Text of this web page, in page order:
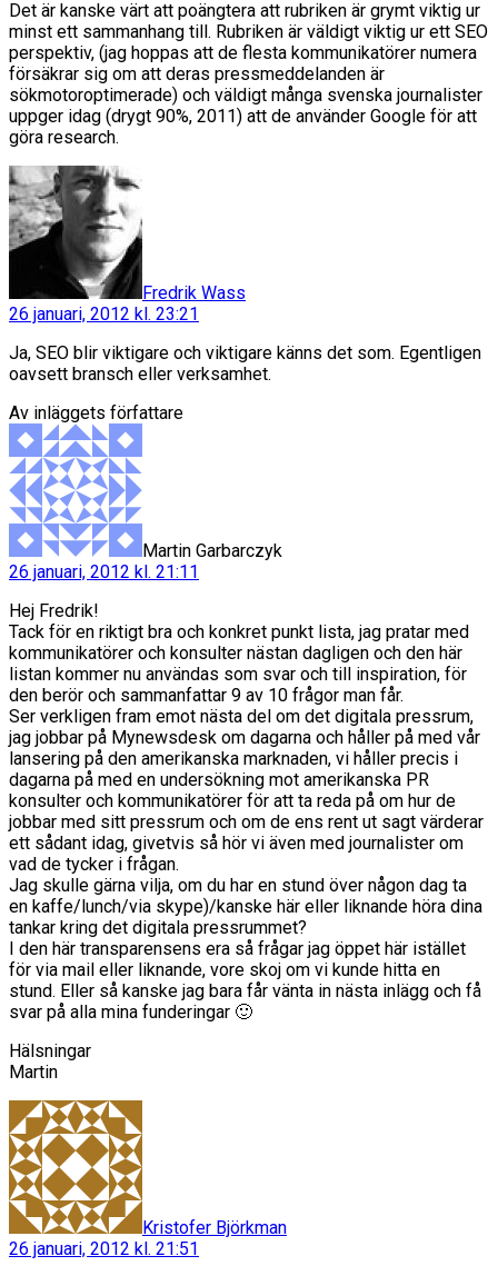
Det är kanske värt att poängtera att rubriken är grymt viktig ur
minst ett sammanhang till. Rubriken är väldigt viktig ur ett SEO
perspektiv, (jag hoppas att de flesta kommunikatörer numera
försäkrar sig om att deras pressmeddelanden är
sökmotoroptimerade) och väldigt många svenska journalister
uppger idag (drygt 90%, 2011) att de använder Google för att
göra research.
Fredrik Wass
26 januari, 2012 kl. 23:21
Ja, SEO blir viktigare och viktigare känns det som. Egentligen
oavsett bransch eller verksamhet.
Av inläggets författare
Martin Garbarczyk
26 januari, 2012 kl. 21:11
Hej Fredrik!
Tack för en riktigt bra och konkret punkt lista, jag pratar med
kommunikatörer och konsulter nästan dagligen och den här
listan kommer nu användas som svar och till inspiration, för
den berör och sammanfattar 9 av 10 frågor man får.
Ser verkligen fram emot nästa del om det digitala pressrum,
jag jobbar på Mynewsdesk om dagarna och håller på med vår
lansering på den amerikanska marknaden, vi håller precis i
dagarna på med en undersökning mot amerikanska PR
konsulter och kommunikatörer för att ta reda på om hur de
jobbar med sitt pressrum och om de ens rent ut sagt värderar
ett sådant idag, givetvis så hör vi även med journalister om
vad de tycker i frågan.
Jag skulle gärna vilja, om du har en stund över någon dag ta
en kaffe/lunch/via skype)/kanske här eller liknande höra dina
tankar kring det digitala pressrummet?
I den här transparensens era så frågar jag öppet här istället
för via mail eller liknande, vore skoj om vi kunde hitta en
stund. Eller så kanske jag bara får vänta in nästa inlägg och få
svar på alla mina funderingar 🙂
Hälsningar
Martin
Kristofer Björkman
26 januari, 2012 kl. 21:51